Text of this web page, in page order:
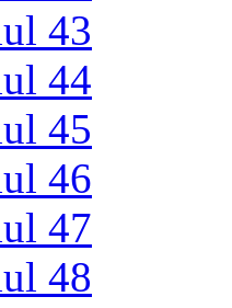
43
44
45
46
47
48